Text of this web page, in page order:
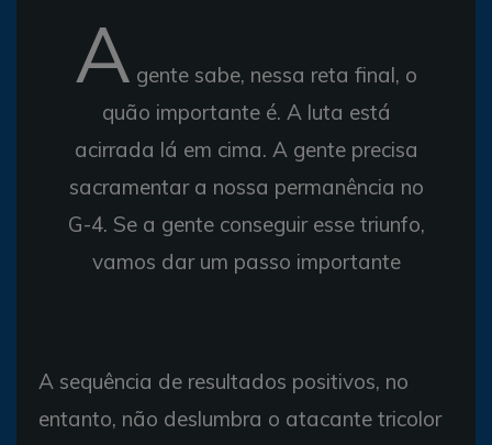
A gente sabe, nessa reta final, o
quão importante é. A luta está
acirrada lá em cima. A gente precisa
sacramentar a nossa permanência no
G-4. Se a gente conseguir esse triunfo,
vamos dar um passo importante
A sequência de resultados positivos, no
entanto, não deslumbra o atacante tricolor